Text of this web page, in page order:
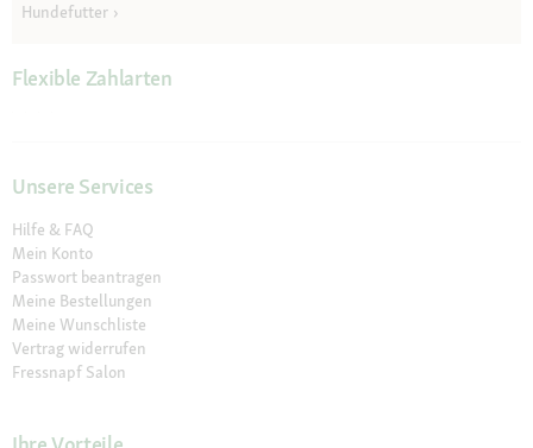
Hundefutter
Flexible Zahlarten
Unsere Services
Hilfe & FAQ
Mein Konto
Passwort beantragen
Meine Bestellungen
Meine Wunschliste
Vertrag widerrufen
Fressnapf Salon